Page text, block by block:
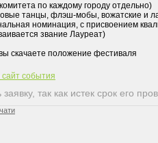
по каждому городу отдельно)
танцы, флэш-мобы, вожатские и
номинация, с присвоением
звание Лауреат)
скачаете положение фестиваля
события
так как истек срок его